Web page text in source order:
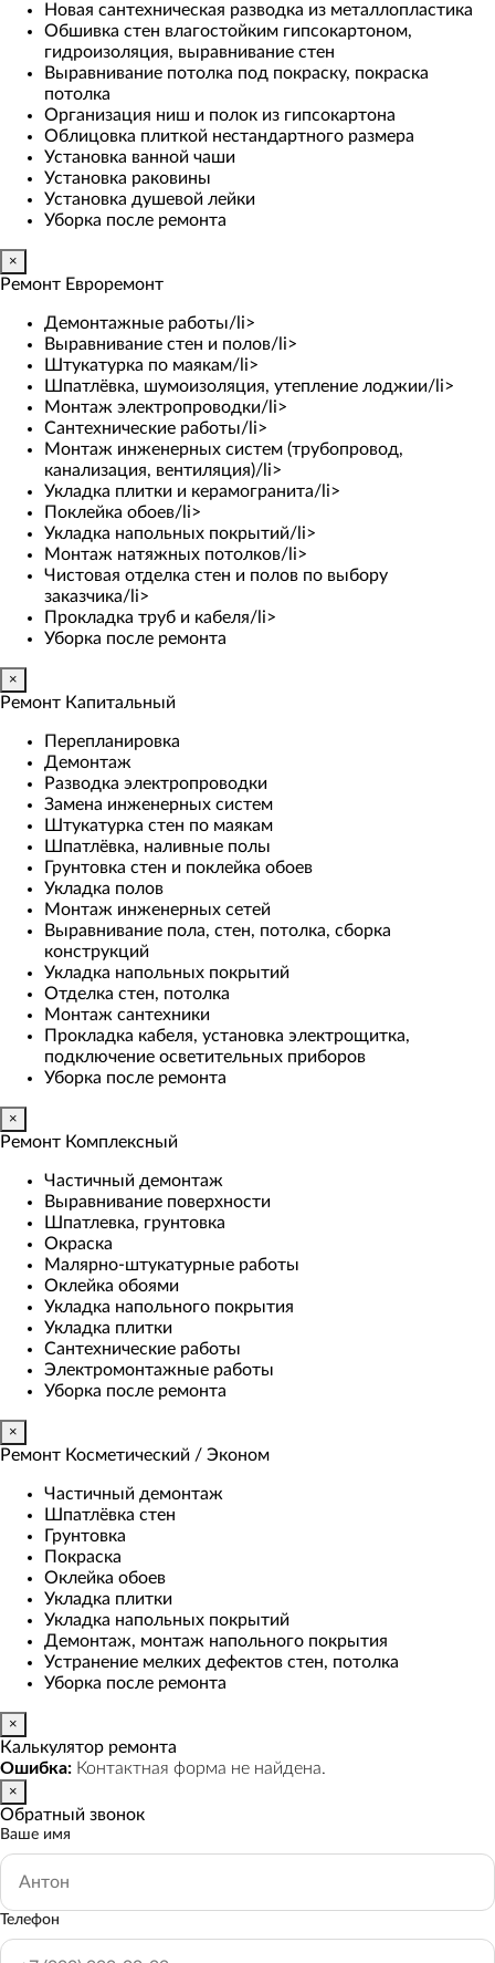
Новая сантехническая разводка из металлопластика
Обшивка стен влагостойким гипсокартоном,
гидроизоляция, выравнивание стен
Выравнивание потолка под покраску, покраска
потолка
Организация ниш и полок из гипсокартона
Облицовка плиткой нестандартного размера
Установка ванной чаши
Установка раковины
Установка душевой лейки
Уборка после ремонта
×
Ремонт Евроремонт
Демонтажные работы/li>
Выравнивание стен и полов/li>
Штукатурка по маякам/li>
Шпатлёвка, шумоизоляция, утепление лоджии/li>
Монтаж электропроводки/li>
Сантехнические работы/li>
Монтаж инженерных систем (трубопровод,
канализация, вентиляция)/li>
Укладка плитки и керамогранита/li>
Поклейка обоев/li>
Укладка напольных покрытий/li>
Монтаж натяжных потолков/li>
Чистовая отделка стен и полов по выбору
заказчика/li>
Прокладка труб и кабеля/li>
Уборка после ремонта
×
Ремонт Капитальный
Перепланировка
Демонтаж
Разводка электропроводки
Замена инженерных систем
Штукатурка стен по маякам
Шпатлёвка, наливные полы
Грунтовка стен и поклейка обоев
Укладка полов
Монтаж инженерных сетей
Выравнивание пола, стен, потолка, сборка
конструкций
Укладка напольных покрытий
Отделка стен, потолка
Монтаж сантехники
Прокладка кабеля, установка электрощитка,
подключение осветительных приборов
Уборка после ремонта
×
Ремонт Комплексный
Частичный демонтаж
Выравнивание поверхности
Шпатлевка, грунтовка
Окраска
Малярно-штукатурные работы
Оклейка обоями
Укладка напольного покрытия
Укладка плитки
Сантехнические работы
Электромонтажные работы
Уборка после ремонта
×
Ремонт Косметический / Эконом​
Частичный демонтаж
Шпатлёвка стен
Грунтовка
Покраска
Оклейка обоев
Укладка плитки
Укладка напольных покрытий
Демонтаж, монтаж напольного покрытия
Устранение мелких дефектов стен, потолка
Уборка после ремонта
×
Калькулятор ремонта
Ошибка: Контактная форма не найдена.
×
Обратный звонок
Ваше имя
Телефон